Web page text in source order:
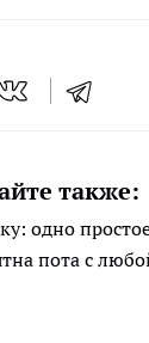
также:
одно
пота с